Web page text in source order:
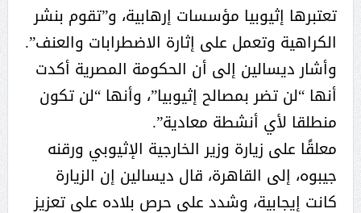
تعتبرها إثيوبيا مؤسسات إرهابية، و”تقوم بنشر
الكراهية وتعمل على إثارة الاضطرابات والعنف”.
وأشار ديسالين إلى أن الحكومة المصرية أكدت
أنها “لن تضر بمصالح إثيوبيا”، وأنها “لن تكون
منطلقا لأي أنشطة معادية”.
معلقًا على زيارة وزير الخارجية الإثيوبي ورقنه
جيبوه، إلى القاهرة، قال ديسالين إن الزيارة
كانت إيجابية، وشدد على حرص بلاده على تعزيز